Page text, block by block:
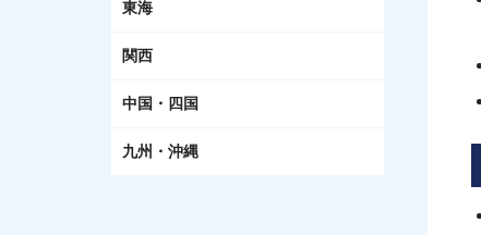
東海
関西
中国・四国
九州・沖縄